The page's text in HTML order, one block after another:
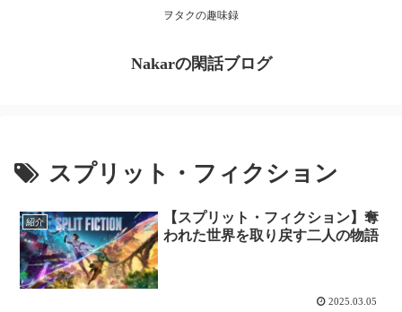
ヲタクの趣味録
Nakarの閑話ブログ
スプリット・フィクション
紹介
【スプリット・フィクション】奪
われた世界を取り戻す二人の物語
2025.03.05